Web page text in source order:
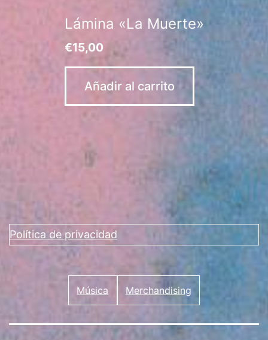
Lámina «La Muerte»
€15,00
Añadir al carrito
Política de privacidad
Música Merchandising